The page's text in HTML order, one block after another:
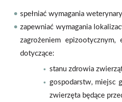
spełniać wymagania
zapewniać wymagania
zagrożeniem
dotyczące:
stanu zdrowia
gospodarstw, miejsc
zwierzęta będące